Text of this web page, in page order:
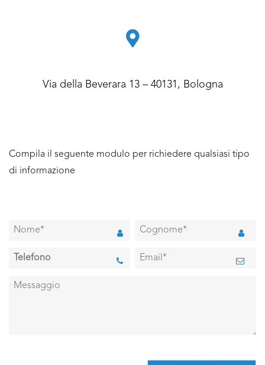
Via della Beverara 13 – 40131, Bologna
Compila il seguente modulo per richiedere qualsiasi tipo
di informazione